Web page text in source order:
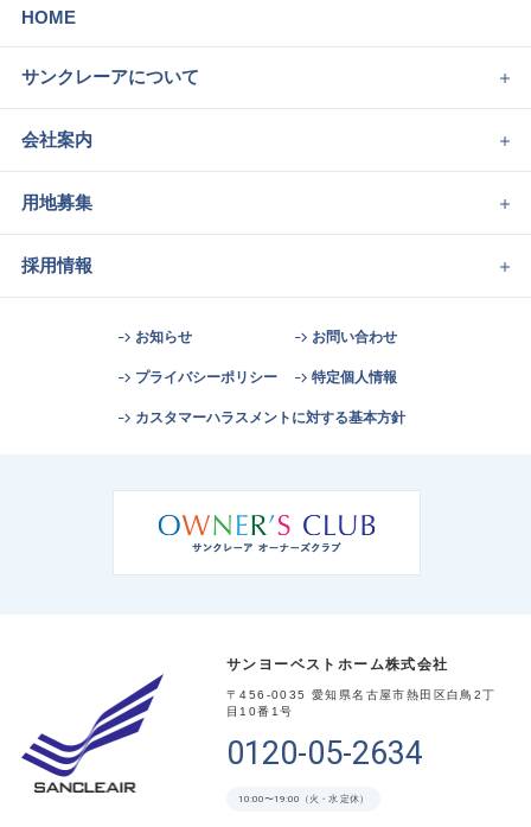
HOME
サンクレーアについて
会社案内
用地募集
採用情報
お知らせ お問い合わせ
プライバシーポリシー 特定個人情報
カスタマーハラスメントに対する基本方針
サンヨーベストホーム株式会社
〒456-0035 愛知県名古屋市熱田区白鳥2丁
目10番1号
0120-05-2634
10:00〜19:00（火・水 定休）